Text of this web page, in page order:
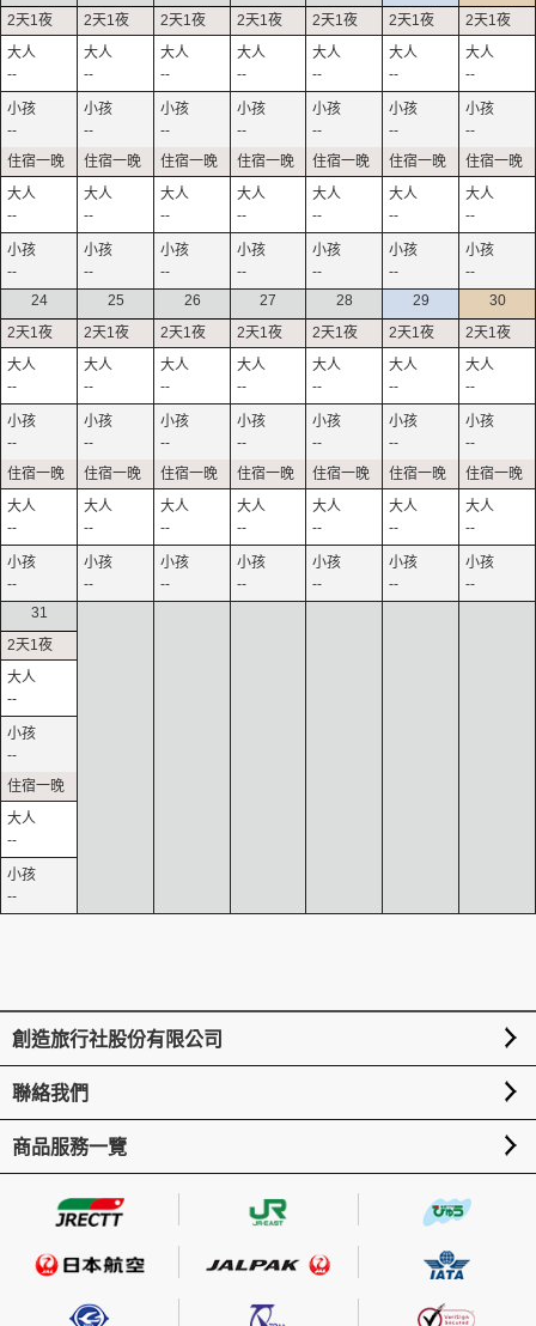
--
--
--
--
--
--
--
--
--
--
--
--
--
--
--
--
--
--
--
--
--
--
--
--
--
--
--
--
24
--
--
--
--
25
--
--
--
--
26
--
--
--
--
27
--
--
--
--
28
--
--
--
--
29
--
--
--
--
30
--
--
--
--
31
--
--
--
--
創造旅行社股份有限公司
聯絡我們
商品服務一覽